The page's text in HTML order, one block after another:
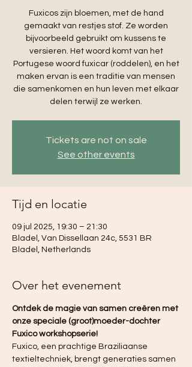
Fuxicos zijn bloemen, met de hand
gemaakt van restjes stof. Ze worden
bijvoorbeeld gebruikt om kussens te
versieren. Het woord komt van het
Portugese woord fuxicar (roddelen), en het
maken ervan is een traditie van mensen
die samenkomen en hun leven met elkaar
delen terwijl ze werken.
Tickets are not on sale
See other events
Tijd en locatie
09 jul 2025, 19:30 – 21:30
Bladel, Van Dissellaan 24c, 5531 BR
Bladel, Netherlands
Over het evenement
Ontdek de magie van samen creëren met
onze speciale (groot)moeder-dochter
Fuxico workshopserie!
Fuxico, een prachtige Braziliaanse
textieltechniek, brengt generaties samen